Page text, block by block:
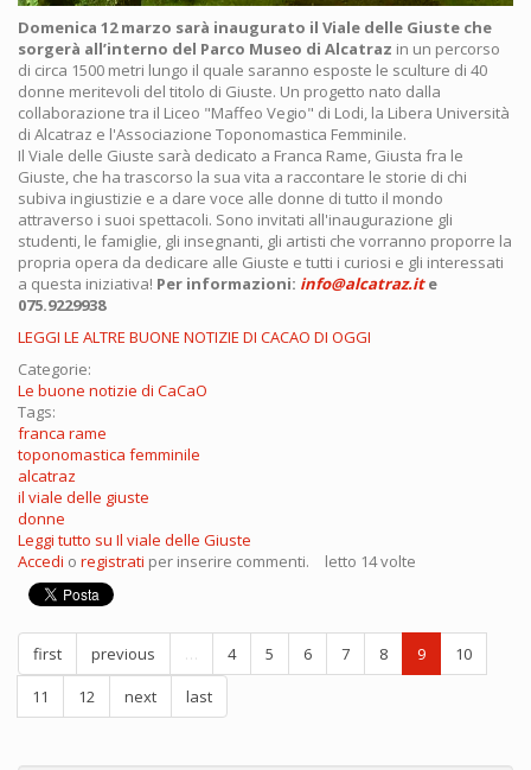
Domenica 12 marzo sarà inaugurato il Viale delle Giuste che
sorgerà all’interno del Parco Museo di Alcatraz in un percorso
di circa 1500 metri lungo il quale saranno esposte le sculture di 40
donne meritevoli del titolo di Giuste. Un progetto nato dalla
collaborazione tra il Liceo "Maffeo Vegio" di Lodi, la Libera Università
di Alcatraz e l'Associazione Toponomastica Femminile.
Il Viale delle Giuste sarà dedicato a Franca Rame, Giusta fra le
Giuste, che ha trascorso la sua vita a raccontare le storie di chi
subiva ingiustizie e a dare voce alle donne di tutto il mondo
attraverso i suoi spettacoli. Sono invitati all'inaugurazione gli
studenti, le famiglie, gli insegnanti, gli artisti che vorranno proporre la
propria opera da dedicare alle Giuste e tutti i curiosi e gli interessati
a questa iniziativa! Per informazioni: info@alcatraz.ite
075.9229938
LEGGI LE ALTRE BUONE NOTIZIE DI CACAO DI OGGI
Categorie:
Le buone notizie di CaCaO
Tags:
franca rame
toponomastica femminile
alcatraz
il viale delle giuste
donne
Leggi tutto su Il viale delle Giuste
Accedi o registrati per inserire commenti. letto 14 volte
first previous … 4 5 6 7 8 9
10
11
12 next last